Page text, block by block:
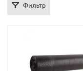
Фильтр